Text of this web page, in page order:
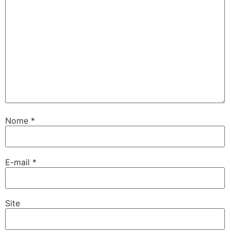
Nome *
E-mail *
Site